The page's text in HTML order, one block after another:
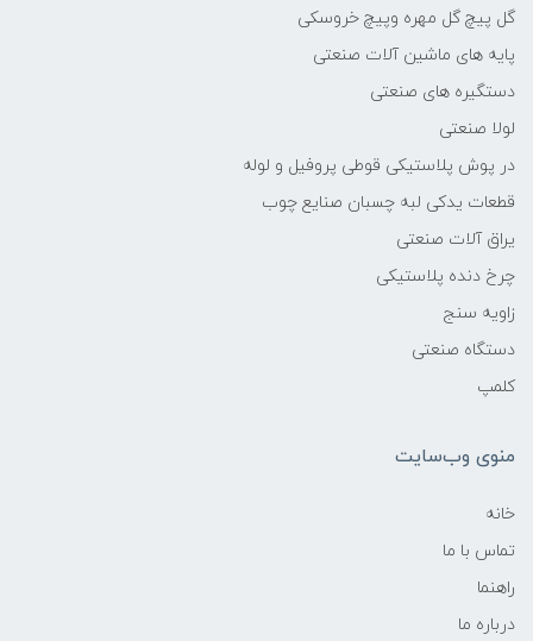
گل پیچ گل مهره وپیچ خروسکی
پایه های ماشین آلات صنعتی
دستگیره های صنعتی
لولا صنعتی
در پوش پلاستیکی قوطی پروفیل و لوله
قطعات یدکی لبه چسبان صنایع چوب
یراق آلات صنعتی
چرخ دنده پلاستیکی
زاویه سنج
دستگاه صنعتی
کلمپ
منوی وب‌سایت
خانه
تماس با ما
راهنما
درباره ما